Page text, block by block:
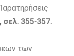
σελ. 355-357.
των